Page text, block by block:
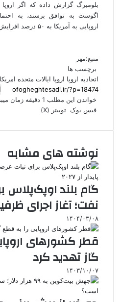
بلومبرگ گزارش داده که اگر اروپا
آگوست به توافق برسند، به
اروپایی به آمریکا به ۵۰ درصد افزایش می‌یابد.
منبع:مهر
برچسب ها
اتحادیه اروپا اروپا ایالات متحده امریکا
خواندن این مطلب 1 دقیقه زمان میبرد
فیس بوک توییتر (X)
ن
د
ن
ا
ب
ر
ی
س
د
ی
K
n
a
t
ی
ن
پ
نوشته های مشابه
گام بلند اوپک‌پلاس
نفت؛ آغاز اجرای ظرفیت
۱۴۰۴/۰۳/۰۸
قطر کشورهای
گاز تهدید کرد
۱۴۰۳/۱۰/۰۷